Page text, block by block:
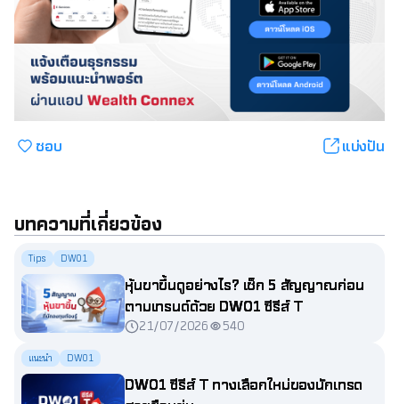
ชอบ แบ่งปัน
บทความที่เกี่ยวข้อง
Tips DW01
หุ้นขาขึ้นดูอย่างไร? เช็ก 5 สัญญาณก่อน
ตามเทรนด์ด้วย DW01 ซีรีส์ T
21/07/2026 540
แนะนำ DW01
DW01 ซีรีส์ T ทางเลือกใหม่ของนักเทรด